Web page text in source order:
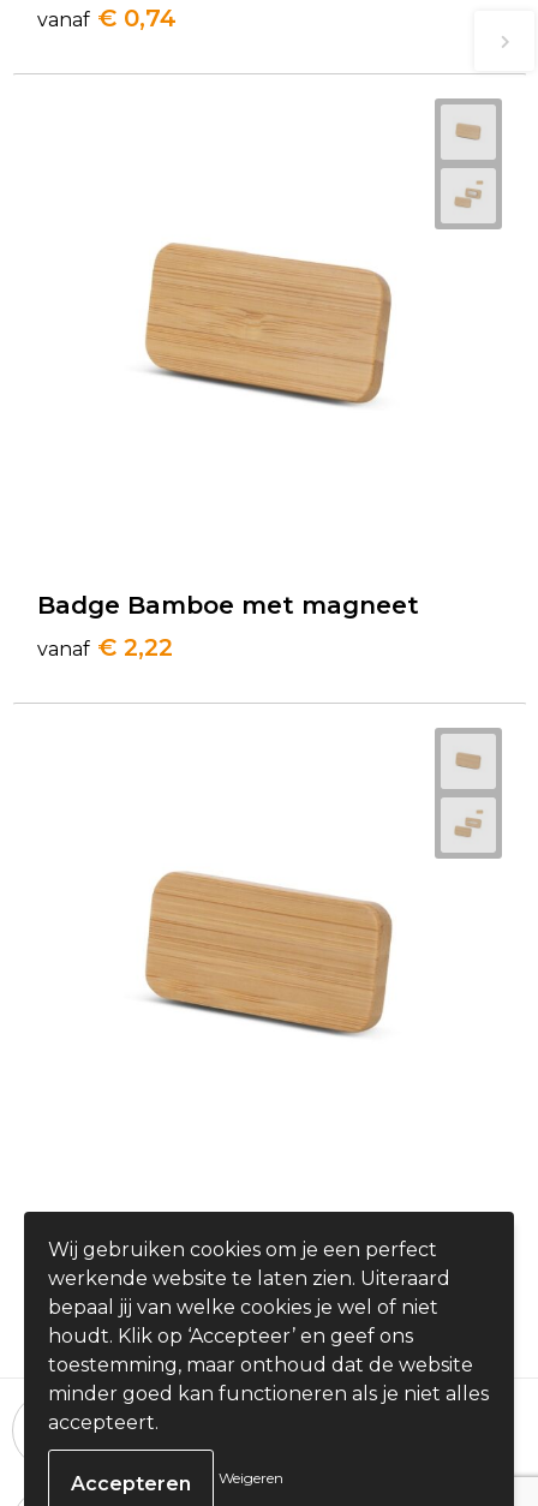
vanaf € 0,74
Badge Bamboe met magneet
vanaf € 2,22
Naambadge Bamboe met speld
vanaf € 1,92
24 uur per dag, 7 dagen per week
Bestellingen plaatsen
Wij gebruiken cookies om je een perfect
werkende website te laten zien. Uiteraard
bepaal jij van welke cookies je wel of niet
houdt. Klik op ‘Accepteer’ en geef ons
toestemming, maar onthoud dat de website
minder goed kan functioneren als je niet alles
accepteert.
Weigeren